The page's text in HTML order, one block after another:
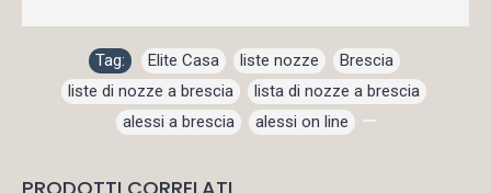
Tag: Elite Casa , liste nozze , Brescia ,
liste di nozze a brescia
lista di nozze a brescia
alessi a brescia , alessi on line ,